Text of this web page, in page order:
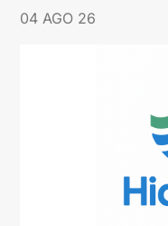
04 AGO 26